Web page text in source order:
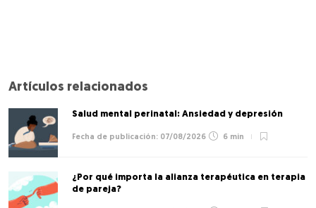
Artículos relacionados
Salud mental perinatal: Ansiedad y depresión
07/08/2026 6 min
¿Por qué importa la alianza terapéutica en terapia
de pareja?